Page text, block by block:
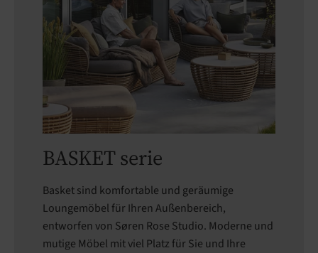
BASKET serie
Basket sind komfortable und geräumige
Loungemöbel für Ihren Außenbereich,
entworfen von Søren Rose Studio. Moderne und
mutige Möbel mit viel Platz für Sie und Ihre